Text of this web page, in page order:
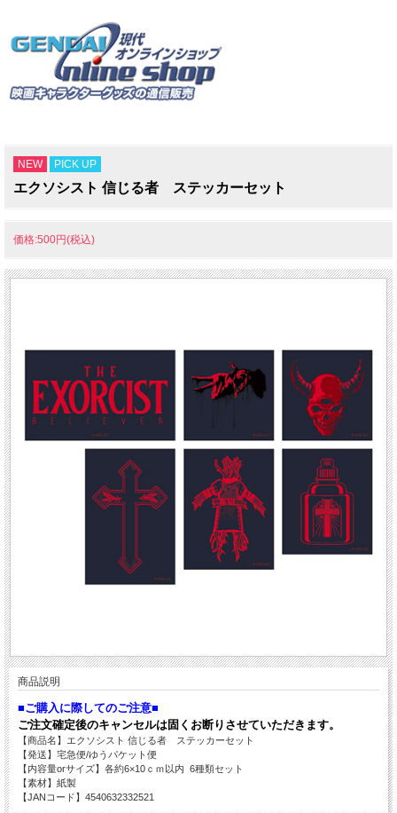
NEW PICK UP
エクソシスト 信じる者 ステッカーセット
価格:500円(税込)
商品説明
■ご購入に際してのご注意■
ご注文確定後のキャンセルは固くお断りさせていただきます。
【商品名】エクソシスト 信じる者 ステッカーセット
【発送】宅急便/ゆうパケット便
【内容量orサイズ】各約6×10ｃｍ以内 6種類セット
【素材】紙製
【JANコード】4540632332521